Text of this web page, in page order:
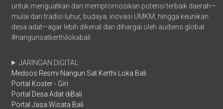
untuk menguatkan dan mempromosikan potensi terbaik daerah—
mulai dari tradisi luhur, budaya, inovasi UMKM, hingga keunikan
desa adat—agar lebih dikenal dan dihargai oleh audiens global.
#nangunsatkerthilokabali
JARINGAN DIGITAL
Medsos Resmi Nangun Sat Kerthi Loka Bali
Portal Koster - Giri
Portal Desa Adat diBali
Portal Jasa Wisata Bali